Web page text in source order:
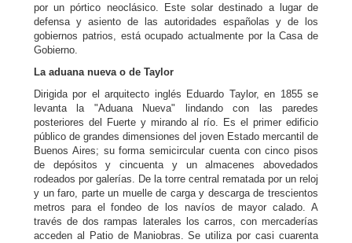
por un pórtico neoclásico. Este solar destinado a lugar de
defensa y asiento de las autoridades españolas y de los
gobiernos patrios, está ocupado actualmente por la Casa de
Gobierno.
La aduana nueva o de Taylor
Dirigida por el arquitecto inglés Eduardo Taylor, en 1855 se
levanta la "Aduana Nueva" lindando con las paredes
posteriores del Fuerte y mirando al río. Es el primer edificio
público de grandes dimensiones del joven Estado mercantil de
Buenos Aires; su forma semicircular cuenta con cinco pisos
de depósitos y cincuenta y un almacenes abovedados
rodeados por galerías. De la torre central rematada por un reloj
y un faro, parte un muelle de carga y descarga de trescientos
metros para el fondeo de los navíos de mayor calado. A
través de dos rampas laterales los carros, con mercaderías
acceden al Patio de Maniobras. Se utiliza por casi cuarenta